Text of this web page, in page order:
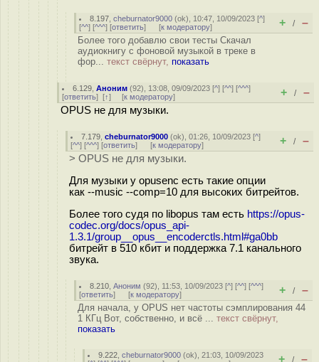
8.197 ,cheburnator9000 (ok), 10:47, 10/09/2023 [^]
[^^] [^^^] [ответить] [к модератору] + / –
Более того добавлю свои тесты Скачал
аудиокнигу с фоновой музыкой в треке в
фор... текст свёрнут, показать
6.129 ,Аноним (92), 13:08, 09/09/2023 [^] [^^] [^^^]
[ответить] [↑] [к модератору] + / –
OPUS не для музыки.
7.179 ,cheburnator9000 (ok), 01:26, 10/09/2023 [^]
[^^] [^^^] [ответить] [к модератору] + / –
> OPUS не для музыки.
Для музыки у opusenc есть такие опции
как --music --comp=10 для высоких битрейтов.
Более того судя по libopus там есть https://opus-
codec.org/docs/opus_api-
1.3.1/group__opus__encoderctls.html#ga0bb
битрейт в 510 кбит и поддержка 7.1 канального
звука.
8.210 ,Аноним (92), 11:53, 10/09/2023 [^] [^^] [^^^]
[ответить] [к модератору] + / –
Для начала, у OPUS нет частоты сэмплирования 44
1 КГц Вот, собственно, и всё ... текст свёрнут,
показать
9.222 ,cheburnator9000 (ok), 21:03, 10/09/2023
+ / –